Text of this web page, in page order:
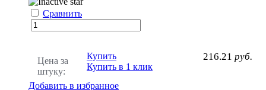
Сравнить
Цена за
штуку:
216.21 руб.
Купить
Купить в 1 клик
Добавить в избранное